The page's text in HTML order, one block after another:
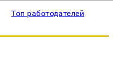
Топ работодателей